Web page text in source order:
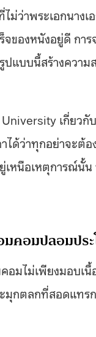
ม่ว่าพระเอกนาง
จของหนังอยู่ดี ก
ปแบบนี้สร้างควา
เกี่ยวกั
าได้ว่าทุกอย่าจะ
หนือเหตุการณ์นั้น
คอมปลอมประ
อมไม่เพียงมอบเ
มุกตลกที่สอดแทร